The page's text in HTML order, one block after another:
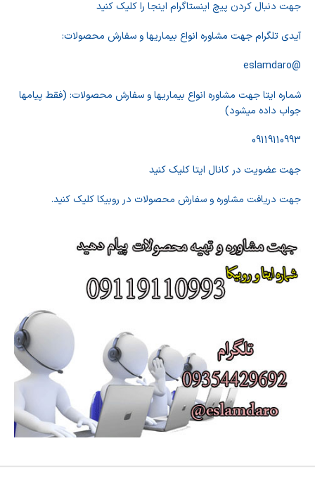
جهت دنبال کردن پیچ اینستاگرام اینجا را کلیک کنید
آیدی تلگرام جهت مشاوره انواع بیماریها و سفارش محصولات:
@eslamdaro
شماره ایتا جهت مشاوره انواع بیماریها و سفارش محصولات: (فقط پیامها
جواب داده میشود)
09119110993
جهت عضویت در کانال ایتا کلیک کنید
جهت دریافت مشاوره و سفارش محصولات در روبیکا کلیک کنید.